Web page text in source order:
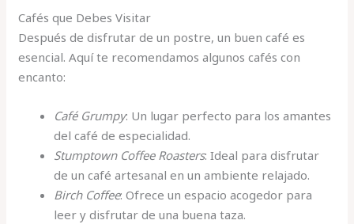
Cafés que Debes Visitar
Después de disfrutar de un postre, un buen café es
esencial. Aquí te recomendamos algunos cafés con
encanto:
Café Grumpy: Un lugar perfecto para los amantes
del café de especialidad.
Stumptown Coffee Roasters: Ideal para disfrutar
de un café artesanal en un ambiente relajado.
Birch Coffee: Ofrece un espacio acogedor para
leer y disfrutar de una buena taza.